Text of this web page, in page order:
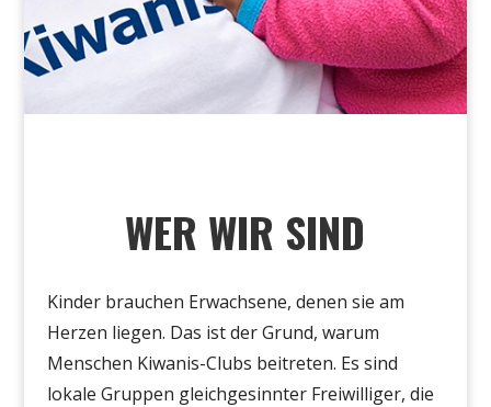
WER WIR SIND
Kinder brauchen Erwachsene, denen sie am
Herzen liegen. Das istder Grund, warum
Menschen Kiwanis-Clubs beitreten. Es sind
lokale Gruppen gleichgesinnter Freiwilliger, die